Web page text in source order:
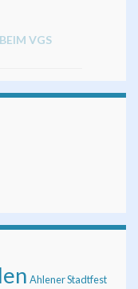
VGS
Ahlener Stadtfest